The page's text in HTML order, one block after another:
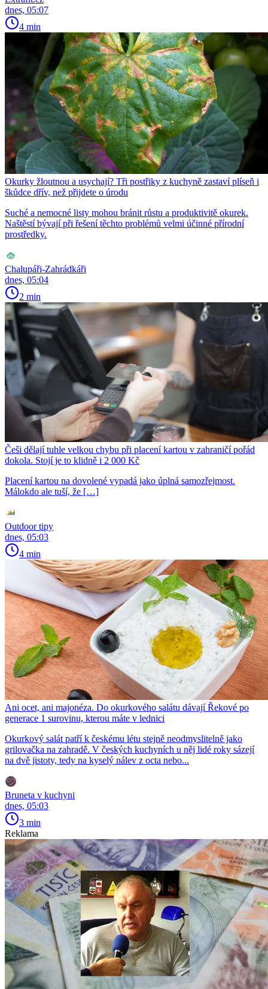
dnes, 05:07
4 min
Okurky žloutnou a usychají? Tři postřiky z kuchyně zastaví plíseň i
škůdce dřív, než přijdete o úrodu
Suché a nemocné listy mohou bránit růstu a produktivitě okurek.
Naštěstí bývají při řešení těchto problémů velmi účinné přírodní
prostředky.
Chalupáři-Zahrádkáři
dnes, 05:04
2 min
Češi dělají tuhle velkou chybu při placení kartou v zahraničí pořád
dokola. Stojí je to klidně i 2 000 Kč
Placení kartou na dovolené vypadá jako úplná samozřejmost.
Málokdo ale tuší, že […]
Outdoor tipy
dnes, 05:03
4 min
Ani ocet, ani majonéza. Do okurkového salátu dávají Řekové po
generace 1 surovinu, kterou máte v lednici
Okurkový salát patří k českému létu stejně neodmyslitelně jako
grilovačka na zahradě. V českých kuchyních u něj lidé roky sázejí
na dvě jistoty, tedy na kyselý nálev z octa nebo...
Bruneta v kuchyni
dnes, 05:03
3 min
Reklama